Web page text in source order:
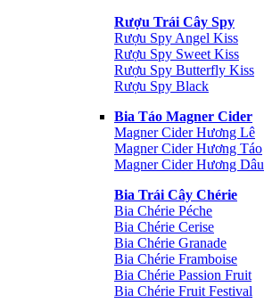
Rượu Trái Cây Spy
Rượu Spy Angel Kiss
Rượu Spy Sweet Kiss
Rượu Spy Butterfly Kiss
Rượu Spy Black
Bia Táo Magner Cider
Magner Cider Hương Lê
Magner Cider Hương Táo
Magner Cider Hương Dâu
Bia Trái Cây Chérie
Bia Chérie Péche
Bia Chérie Cerise
Bia Chérie Granade
Bia Chérie Framboise
Bia Chérie Passion Fruit
Bia Chérie Fruit Festival